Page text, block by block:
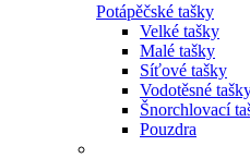
Potápěčské tašky
Velké tašky
Malé tašky
Síťové tašky
Vodotěsné
Šnorchlovací
Pouzdra